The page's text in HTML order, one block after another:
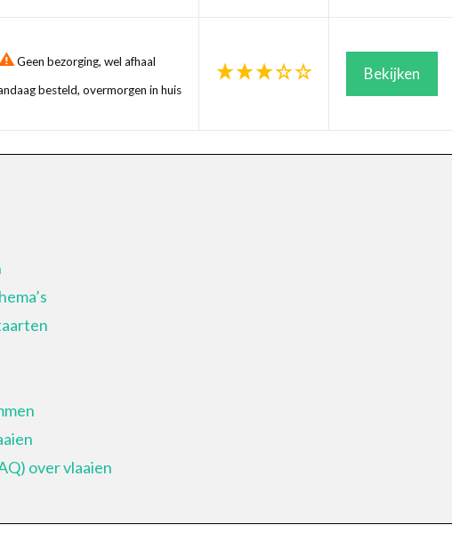
Geen bezorging, wel afhaal
besteld, overmorgen in huis
Bekijken
over vlaaien